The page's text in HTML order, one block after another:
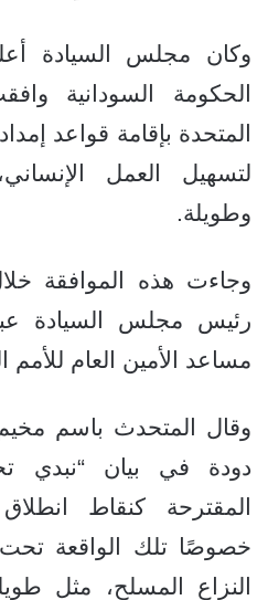
وكان مجلس السيادة
الحكومة السودانية
المتحدة بإقامة قواعد
لتسهيل العمل
وطويلة.
وجاءت هذه الموافقة
رئيس مجلس السيادة
مساعد الأمين العام للأمم
وقال المتحدث باسم
دودة في بيان “نبدي
المقترحة كنقاط
خصوصًا تلك الواقعة
النزاع المسلح، مثل